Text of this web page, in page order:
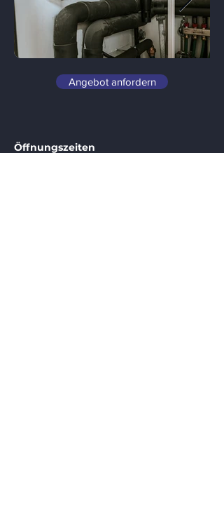
Angebot anfordern
Öffnungszeiten